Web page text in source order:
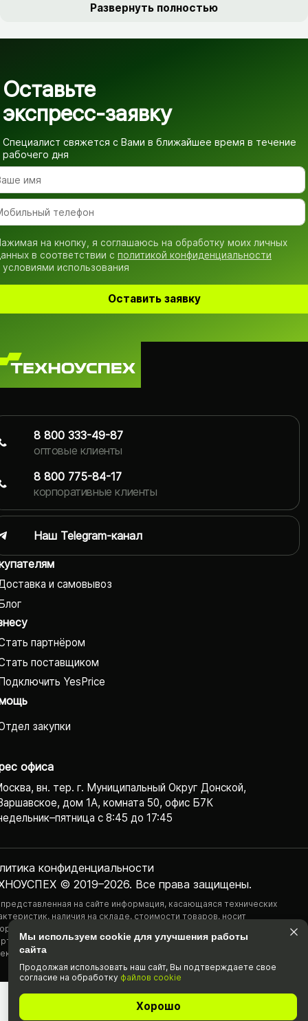
Развернуть полностью
Оставьте
экспресс-заявку
Специалист свяжется с Вами в ближайшее время в течение
рабочего дня
на кнопку, я соглашаюсь на обработку моих личных
в соответствии с политикой конфиденциальности
условиями использования
Оставить заявку
и самовывоз
партнёром
поставщиком
YesPrice
закупки
офиса
вн. тер. г. Муниципальный Округ Донской,
дом 1А, комната 50, офис Б7К
с 8:45 до 17:45
© 2019–2026. Все права защищены.
конфиденциаль­ности
на сайте информация, касающаяся технических
наличия на складе, стоимости товаров, носит
характер и ни при каких условиях не является публичной
определяемой положениями Статьи 437(2) Гражданского
РФ.
8 800 333-49-87
оптовые клиенты
8 800 775-84-17
корпоративные клиенты
Наш Telegram-канал
Мы используем cookie для улучшения работы
сайта
Продолжая использовать наш cайт, Вы подтвержда­ете свое
согласие на обработку файлов cookie
Хорошо